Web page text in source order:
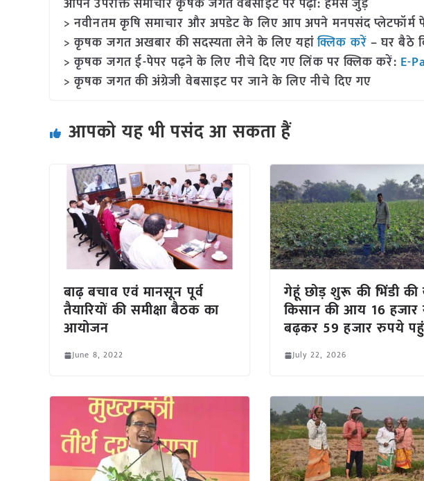
आपने उपरोक्त समाचार कृषक जगत वेबसाइट पर पढ़ा: हमसे जुड़ें
> नवीनतम कृषि समाचार और अपडेट के लिए आप अपने मनपसंद
> कृषक जगत अखबार की सदस्यता लेने के लिए यहांक्लिक करें – घर बैठे
> कृषक जगत ई-पेपर पढ़ने के लिए नीचे दिए गए लिंक पर क्लिक करें: E-
> कृषक जगत की अंग्रेजी वेबसाइट पर जाने के लिए नीचे दिए गए
आपको यह भी पसंद आ सकता हैं
बाढ़ बचाव एवं मानसून पूर्व
तैयारियों की समीक्षा बैठक का
आयोजन
June 8, 2022
गेहूं छोड़ शुरू की भिंडी की
किसान की आय 16
बढ़कर 59 हजार रुपये
July 22, 2026